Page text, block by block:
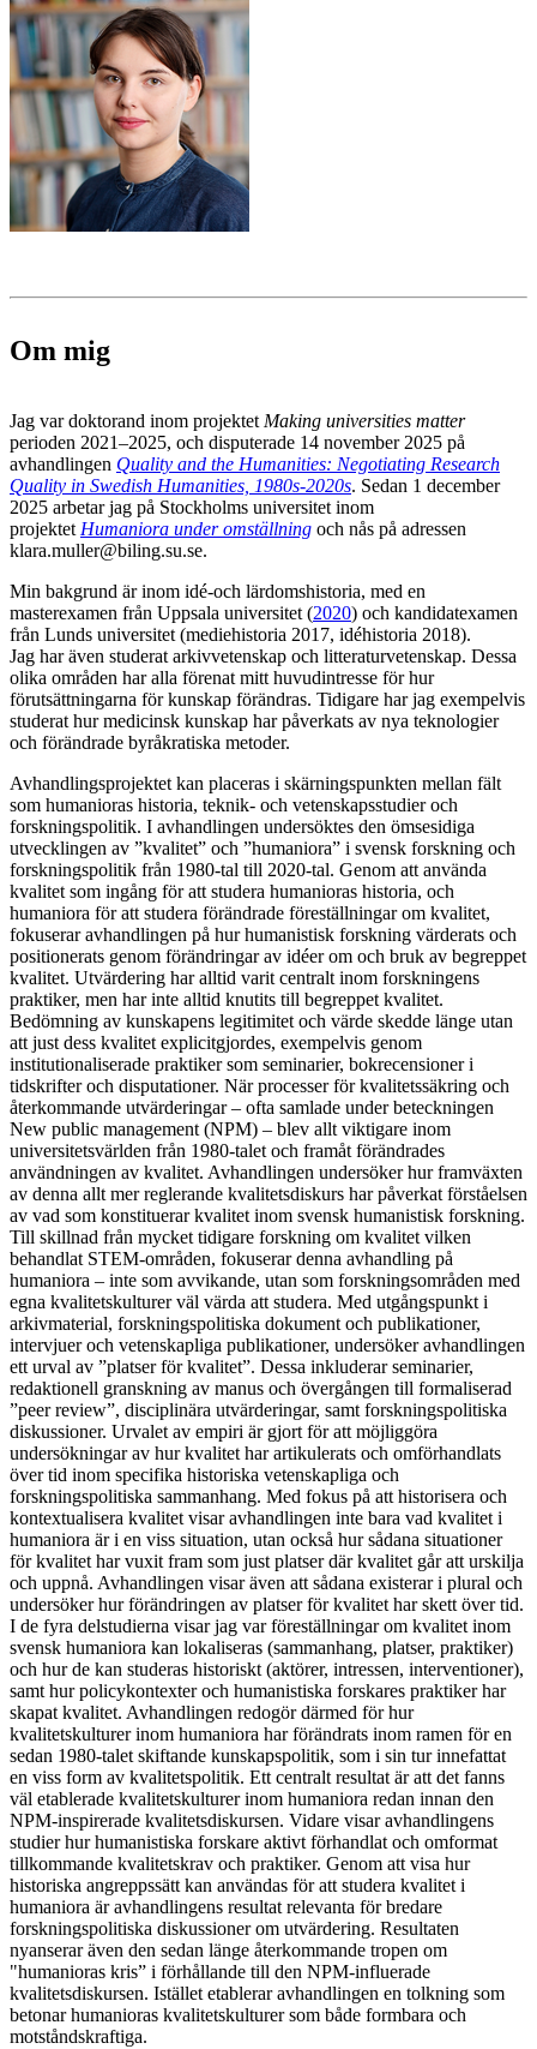
Om mig
Jag var doktorand inom projektetMaking universities matter
perioden 2021–2025, och disputerade 14 november 2025 på
avhandlingen Quality and the Humanities: Negotiating Research
Quality in Swedish Humanities, 1980s-2020s. Sedan 1 december
2025 arbetar jag på Stockholms universitet inom
projektetHumaniora under omställning och nås på adressen
klara.muller@biling.su.se.
Min bakgrund är inom idé-och lärdomshistoria, med en
masterexamen från Uppsala universitet (2020) och kandidatexamen
från Lunds universitet (mediehistoria 2017, idéhistoria 2018).
Jag har även studerat arkivvetenskap och litteraturvetenskap. Dessa
olika områden har alla förenat mitt huvudintresse för hur
förutsättningarna för kunskap förändras. Tidigare har jag exempelvis
studerat hur medicinsk kunskap har påverkats av nya teknologier
och förändrade byråkratiska metoder.
Avhandlingsprojektet kan placeras i skärningspunkten mellan fält
som humanioras historia, teknik- och vetenskapsstudier och
forskningspolitik. I avhandlingen undersöktes den ömsesidiga
utvecklingen av ”kvalitet” och ”humaniora” i svensk forskning och
forskningspolitik från 1980-tal till 2020-tal. Genom att använda
kvalitet som ingång för att studera humanioras historia, och
humaniora för att studera förändrade föreställningar om kvalitet,
fokuserar avhandlingen på hur humanistisk forskning värderats och
positionerats genom förändringar av idéer om och bruk av begreppet
kvalitet. Utvärdering har alltid varit centralt inom forskningens
praktiker, men har inte alltid knutits till begreppet kvalitet.
Bedömning av kunskapens legitimitet och värde skedde länge utan
att just dess kvalitet explicitgjordes, exempelvis genom
institutionaliserade praktiker som seminarier, bokrecensioner i
tidskrifter och disputationer. När processer för kvalitetssäkring och
återkommande utvärderingar – ofta samlade under beteckningen
New public management (NPM) – blev allt viktigare inom
universitetsvärlden från 1980-talet och framåt förändrades
användningen av kvalitet. Avhandlingen undersöker hur framväxten
av denna allt mer reglerande kvalitetsdiskurs har påverkat förståelsen
av vad som konstituerar kvalitet inom svensk humanistisk forskning.
Till skillnad från mycket tidigare forskning om kvalitet vilken
behandlat STEM-områden, fokuserar denna avhandling på
humaniora – inte som avvikande, utan som forskningsområden med
egna kvalitetskulturer väl värda att studera. Med utgångspunkt i
arkivmaterial, forskningspolitiska dokument och publikationer,
intervjuer och vetenskapliga publikationer, undersöker avhandlingen
ett urval av ”platser för kvalitet”. Dessa inkluderar seminarier,
redaktionell granskning av manus och övergången till formaliserad
”peer review”, disciplinära utvärderingar, samt forskningspolitiska
diskussioner. Urvalet av empiri är gjort för att möjliggöra
undersökningar av hur kvalitet har artikulerats och omförhandlats
över tid inom specifika historiska vetenskapliga och
forskningspolitiska sammanhang. Med fokus på att historisera och
kontextualisera kvalitet visar avhandlingen inte bara vad kvalitet i
humaniora är i en viss situation, utan också hur sådana situationer
för kvalitet har vuxit fram som just platser där kvalitet går att urskilja
och uppnå. Avhandlingen visar även att sådana existerar i plural och
undersöker hur förändringen av platser för kvalitet har skett över tid.
I de fyra delstudierna visar jag var föreställningar om kvalitet inom
svensk humaniora kan lokaliseras (sammanhang, platser, praktiker)
och hur de kan studeras historiskt (aktörer, intressen, interventioner),
samt hur policykontexter och humanistiska forskares praktiker har
skapat kvalitet. Avhandlingen redogör därmed för hur
kvalitetskulturer inom humaniora har förändrats inom ramen för en
sedan 1980-talet skiftande kunskapspolitik, som i sin tur innefattat
en viss form av kvalitetspolitik. Ett centralt resultat är att det fanns
väl etablerade kvalitetskulturer inom humaniora redan innan den
NPM-inspirerade kvalitetsdiskursen. Vidare visar avhandlingens
studier hur humanistiska forskare aktivt förhandlat och omformat
tillkommande kvalitetskrav och praktiker. Genom att visa hur
historiska angreppssätt kan användas för att studera kvalitet i
humaniora är avhandlingens resultat relevanta för bredare
forskningspolitiska diskussioner om utvärdering. Resultaten
nyanserar även den sedan länge återkommande tropen om
"humanioras kris” i förhållande till den NPM-influerade
kvalitetsdiskursen. Istället etablerar avhandlingen en tolkning som
betonar humanioras kvalitetskulturer som både formbara och
motståndskraftiga.